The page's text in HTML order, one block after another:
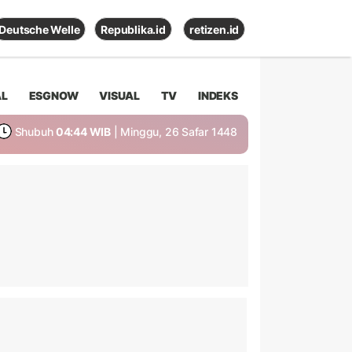
Deutsche Welle Republika.id retizen.id
ESGNOW VISUAL TV INDEKS
Shubuh 04:44 WIB | Minggu, 26 Safar 1448